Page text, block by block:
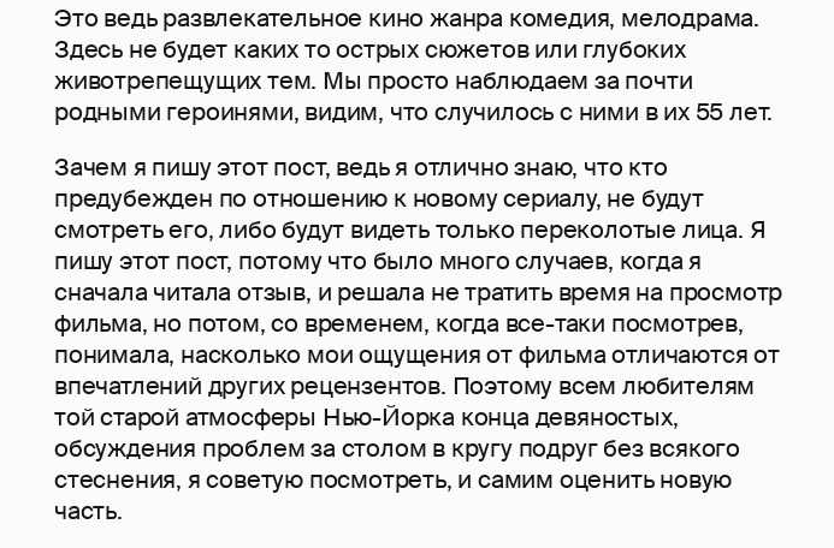
Это ведь развлекательное кино жанра комедия, мелодрама.
Здесь не будет каких то острых сюжетов или глубоких
животрепещущих тем. Мы просто наблюдаем за почти
родными героинями, видим, что случилось с ними в их 55 лет.
Зачем я пишу этот пост, ведь я отлично знаю, что кто
предубежден по отношению к новому сериалу, не будут
смотреть его, либо будут видеть только переколотые лица. Я
пишу этот пост, потому что было много случаев, когда я
сначала читала отзыв, и решала не тратить время на просмотр
фильма, но потом, со временем, когда все-таки посмотрев,
понимала, насколько мои ощущения от фильма отличаются от
впечатлений других рецензентов. Поэтому всем любителям
той старой атмосферы Нью-Йорка конца девяностых,
обсуждения проблем за столом в кругу подруг без всякого
стеснения, я советую посмотреть, и самим оценить новую
часть.